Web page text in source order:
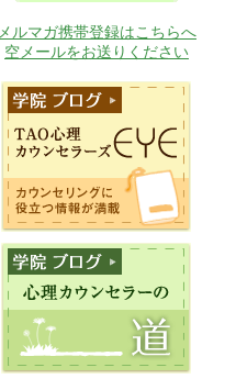
メルマガ携帯登録はこちらへ
空メールをお送りください